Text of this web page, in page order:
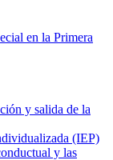
en la Primera
y salida de la
(IEP)
y las